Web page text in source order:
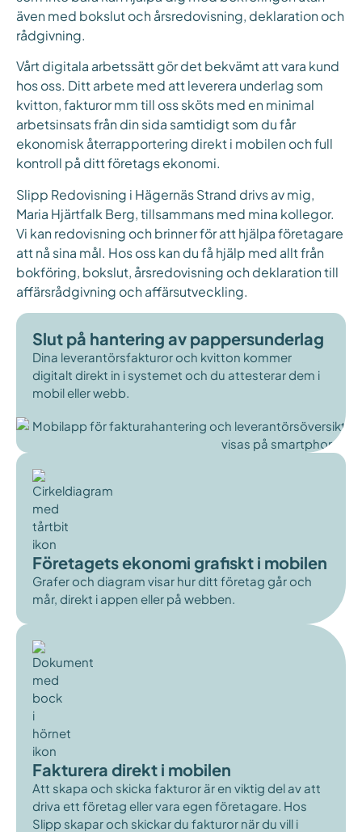
även med bokslut och årsredovisning, deklaration och
rådgivning.
Vårt digitala arbetssätt gör det bekvämt att vara kund
hos oss. Ditt arbete med att leverera underlag som
kvitton, fakturor mm till oss sköts med en minimal
arbetsinsats från din sida samtidigt som du får
ekonomisk återrapportering direkt i mobilen och full
kontroll på ditt företags ekonomi.
Slipp Redovisning i Hägernäs Strand drivs av mig,
Maria Hjärtfalk Berg, tillsammans med mina kollegor.
Vi kan redovisning och brinner för att hjälpa företagare
att nå sina mål. Hos oss kan du få hjälp med allt från
bokföring, bokslut, årsredovisning och deklaration till
affärsrådgivning och affärsutveckling.
Slut på hantering av pappersunderlag
Dina leverantörsfakturor och kvitton kommer
digitalt direkt in i systemet och du attesterar dem i
mobil eller webb.
Företagets ekonomi grafiskt i mobilen
Grafer och diagram visar hur ditt företag går och
mår, direkt i appen eller på webben.
Fakturera direkt i mobilen
Att skapa och skicka fakturor är en viktig del av att
driva ett företag eller vara egen företagare. Hos
Slipp skapar och skickar du fakturor när du vill i